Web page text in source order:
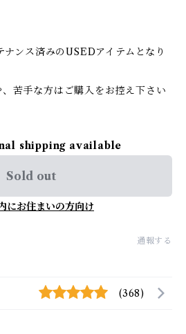
ンス済みのUSEDアイテムとなり
苦手な方はご購入をお控え下さい
shipping available
Sold out
にお住まいの方向け
通報する
(368)